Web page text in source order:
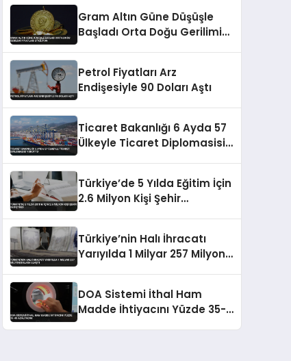
Gram Altın Güne Düşüşle
Başladı Orta Doğu Gerilimi
Petrol Fiyatları Arz
Endişesiyle 90 Doları Aştı
Ticaret Bakanlığı 6 Ayda 57
Ülkeyle Ticaret Diplomasisi
Türkiye’de 5 Yılda Eğitim İçin
2.6 Milyon Kişi Şehir
Türkiye’nin Halı İhracatı
Yarıyılda 1 Milyar 257 Milyon
DOA Sistemi İthal Ham
Madde İhtiyacını Yüzde 35-